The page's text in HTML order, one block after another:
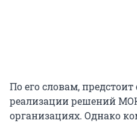
По его словам,
реализации решений
организациях. Однако